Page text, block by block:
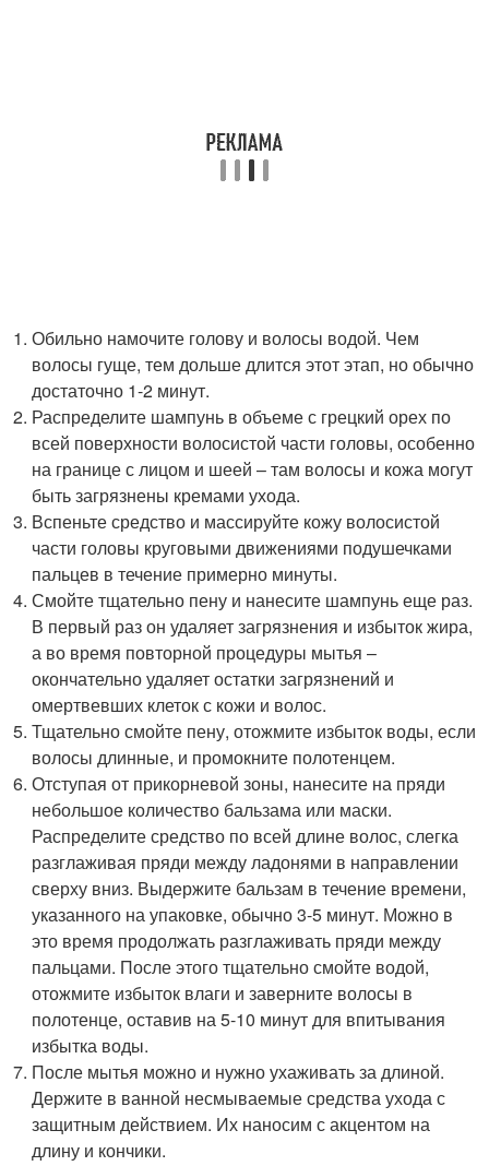
Обильно намочите голову и волосы водой. Чем
волосы гуще, тем дольше длится этот этап, но обычно
достаточно 1-2 минут.
Распределите шампунь в объеме с грецкий орех по
всей поверхности волосистой части головы, особенно
на границе с лицом и шеей – там волосы и кожа могут
быть загрязнены кремами ухода.
Вспеньте средство и массируйте кожу волосистой
части головы круговыми движениями подушечками
пальцев в течение примерно минуты.
Смойте тщательно пену и нанесите шампунь еще раз.
В первый раз он удаляет загрязнения и избыток жира,
а во время повторной процедуры мытья –
окончательно удаляет остатки загрязнений и
омертвевших клеток с кожи и волос.
Тщательно смойте пену, отожмите избыток воды, если
волосы длинные, и промокните полотенцем.
Отступая от прикорневой зоны, нанесите на пряди
небольшое количество бальзама или маски.
Распределите средство по всей длине волос, слегка
разглаживая пряди между ладонями в направлении
сверху вниз. Выдержите бальзам в течение времени,
указанного на упаковке, обычно 3-5 минут. Можно в
это время продолжать разглаживать пряди между
пальцами. После этого тщательно смойте водой,
отожмите избыток влаги и заверните волосы в
полотенце, оставив на 5-10 минут для впитывания
избытка воды.
После мытья можно и нужно ухаживать за длиной.
Держите в ванной несмываемые средства ухода с
защитным действием. Их наносим с акцентом на
длину и кончики.